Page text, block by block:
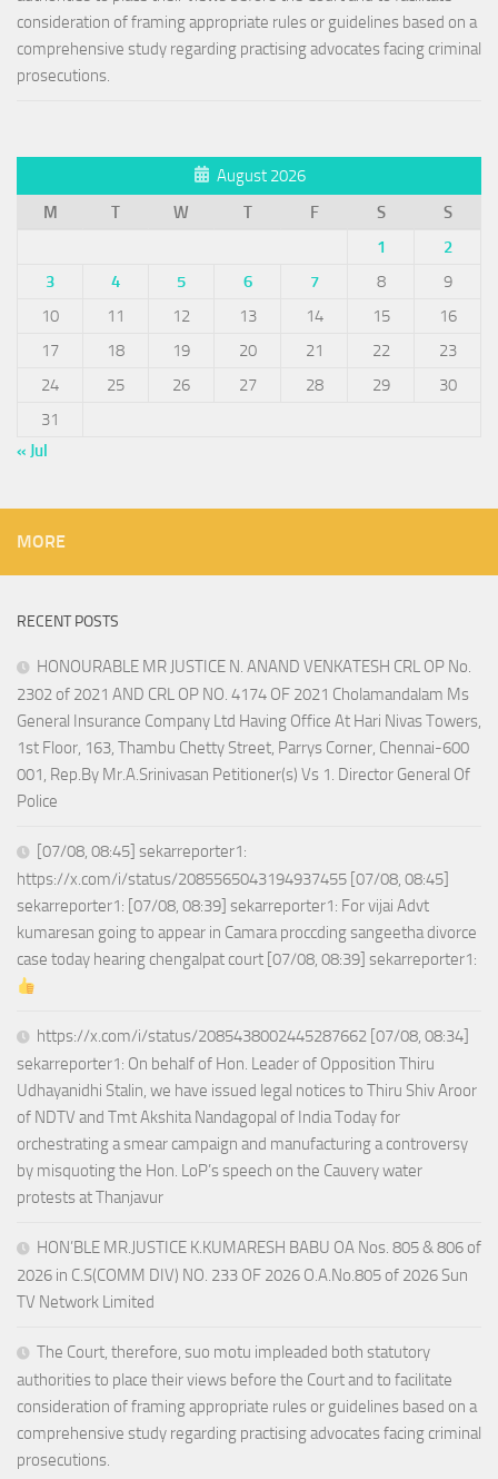
consideration of framing appropriate rules or guidelines based on a
comprehensive study regarding practising advocates facing criminal
prosecutions.
August 2026
M
T W T F S
S
1
2
3
4 5 6 7 8
9
10
11 12 13 14 15
16
17
18 19 20 21 22
23
24
25 26 27 28 29
30
31
« Jul
MORE
RECENT POSTS
HONOURABLE MR JUSTICE N. ANAND VENKATESH CRL OP No.
2302 of 2021 AND CRL OP NO. 4174 OF 2021 Cholamandalam Ms
General Insurance Company Ltd Having Office At Hari Nivas Towers,
1st Floor, 163, Thambu Chetty Street, Parrys Corner, Chennai-600
001, Rep.By Mr.A.Srinivasan Petitioner(s) Vs 1. Director General Of
Police
[07/08, 08:45] sekarreporter1:
https://x.com/i/status/2085565043194937455 [07/08, 08:45]
sekarreporter1: [07/08, 08:39] sekarreporter1: For vijai Advt
kumaresan going to appear in Camara proccding sangeetha divorce
case today hearing chengalpat court [07/08, 08:39] sekarreporter1:
https://x.com/i/status/2085438002445287662 [07/08, 08:34]
sekarreporter1: On behalf of Hon. Leader of Opposition Thiru
Udhayanidhi Stalin, we have issued legal notices to Thiru Shiv Aroor
of NDTV and Tmt Akshita Nandagopal of India Today for
orchestrating a smear campaign and manufacturing a controversy
by misquoting the Hon. LoP’s speech on the Cauvery water
protests at Thanjavur
HON’BLE MR.JUSTICE K.KUMARESH BABU OA Nos. 805 & 806 of
2026 in C.S(COMM DIV) NO. 233 OF 2026 O.A.No.805 of 2026 Sun
TV Network Limited
The Court, therefore, suo motu impleaded both statutory
authorities to place their views before the Court and to facilitate
consideration of framing appropriate rules or guidelines based on a
comprehensive study regarding practising advocates facing criminal
prosecutions.